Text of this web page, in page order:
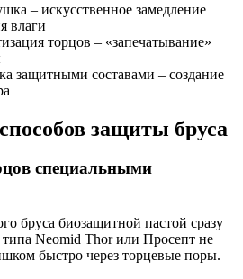
– искусственное замедление
влаги
торцов – «запечатывание»
защитными составами – создание
защиты бруса
специальными
бруса биозащитной пастой сразу
типа Neomid Thor или Просепт не
быстро через торцевые поры.